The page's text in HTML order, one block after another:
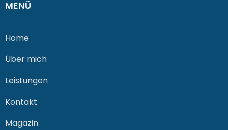
MENÜ
Home
Über mich
Leistungen
Kontakt
Magazin